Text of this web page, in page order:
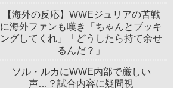
【海外の反応】WWEジュリアの苦戦
に海外ファンも嘆き「ちゃんとブッキ
ングしてくれ」「どうしたら持て余せ
るんだ？」
ソル・ルカにWWE内部で厳しい
声…？試合内容に疑問視